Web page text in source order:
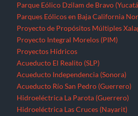
Parque Eólico Dzilam de Bravo
Parques Eólicos en Baja California
Proyecto de Propósitos Múltiples
Proyecto Integral Morelos (PIM)
Proyectos Hídricos
Acueducto El Realito (SLP)
Acueducto Independencia (Sonora)
Acueducto Río San Pedro (Guerrero)
Hidroeléctrica La Parota (Guerrero)
Hidroeléctrica Las Cruces (Nayarit)